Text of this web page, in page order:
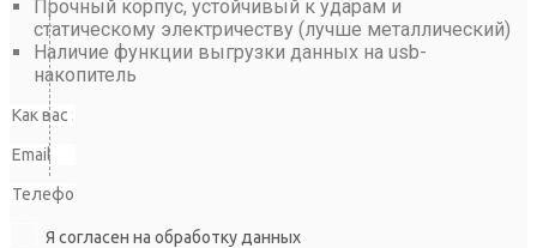
Прочный корпус, устойчивый к ударам и
статическому электричеству (лучше металлический)
Наличие функции выгрузки данных на usb-
накопитель
Я согласен на обработку данных